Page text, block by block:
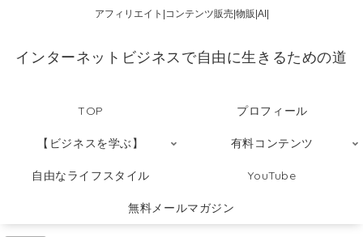
アフィリエイト|コンテンツ販売|物販|AI|
インターネットビジネスで自由に生きるための道
TOP プロフィール
【ビジネスを学ぶ】 有料コンテンツ
自由なライフスタイル YouTube
無料メールマガジン